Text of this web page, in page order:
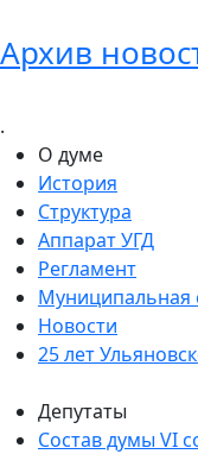
Архив
.
О думе
История
Структура
Аппарат УГД
Регламент
Муниципальная
Новости
25 лет
Депутаты
Состав думы VI